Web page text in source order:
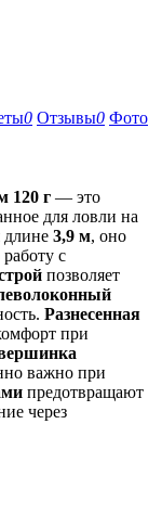
0 Отзывы0 Фото
120 г — это
для ловли на
длине 3,9 м, оно
с
позволяет
Разнесенная
при
важно при
предотвращают
через